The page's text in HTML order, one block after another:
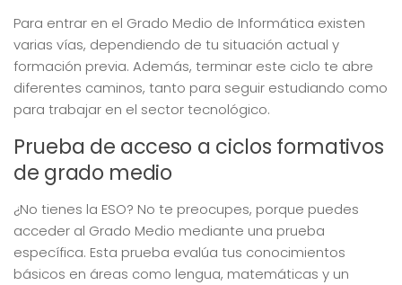
Para entrar en el Grado Medio de Informática existen
varias vías, dependiendo de tu situación actual y
formación previa. Además, terminar este ciclo te abre
diferentes caminos, tanto para seguir estudiando como
para trabajar en el sector tecnológico.
Prueba de acceso a ciclos formativos
de grado medio
¿No tienes la ESO? No te preocupes, porque puedes
acceder al Grado Medio mediante una prueba
específica. Esta prueba evalúa tus conocimientos
básicos en áreas como lengua, matemáticas y un